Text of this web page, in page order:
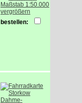
vergrößern
bestellen: